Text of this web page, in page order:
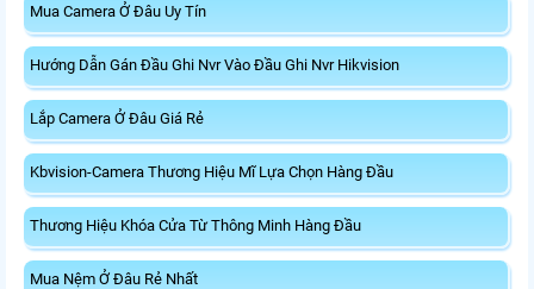
Mua Camera Ở Đâu Uy Tín
Hướng Dẫn Gán Đầu Ghi Nvr Vào Đầu Ghi Nvr Hikvision
Lắp Camera Ở Đâu Giá Rẻ
Kbvision-Camera Thương Hiệu Mĩ Lựa Chọn Hàng Đầu
Thương Hiệu Khóa Cửa Từ Thông Minh Hàng Đầu
Mua Nệm Ở Đâu Rẻ Nhất